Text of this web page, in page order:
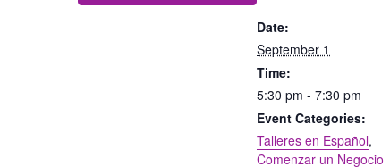
Date:
September 1
Time:
5:30 pm - 7:30 pm
Event Categories:
Talleres en Español,
Comenzar un Negocio